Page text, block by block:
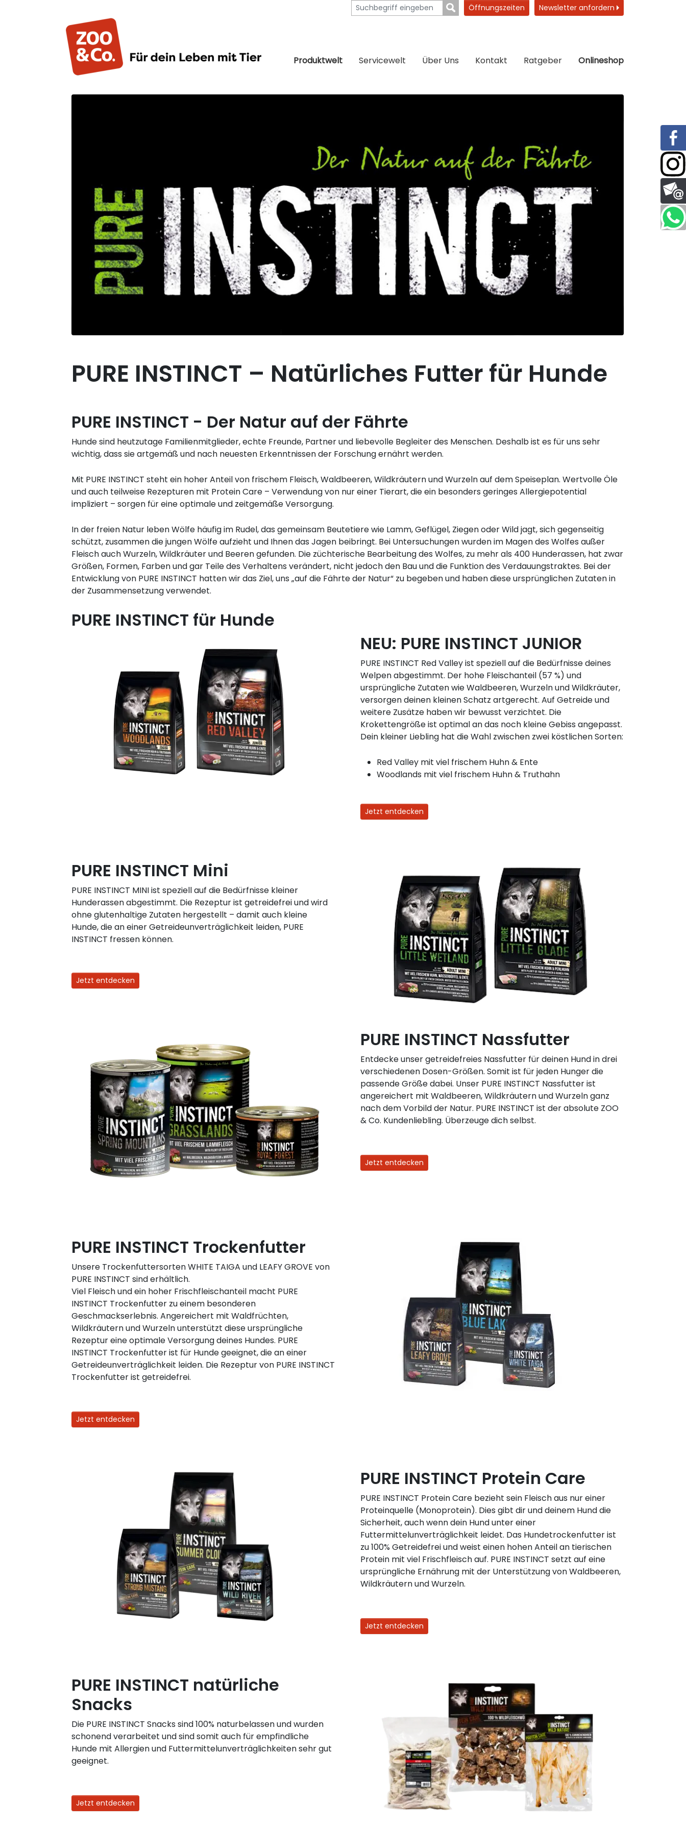
Öffnungszeiten Newsletter anfordern
Produktwelt Servicewelt Über Uns Kontakt Ratgeber Onlineshop
PURE INSTINCT – Natürliches Futter für Hunde
PURE INSTINCT - Der Natur auf der Fährte
Hunde sind heutzutage Familienmitglieder, echte Freunde, Partner und liebevolle Begleiter des Menschen. Deshalb ist es für uns sehr
wichtig, dass sie artgemäß und nach neuesten Erkenntnissen der Forschung ernährt werden.
Mit PURE INSTINCT steht ein hoher Anteil von frischem Fleisch, Waldbeeren, Wildkräutern und Wurzeln auf dem Speiseplan. Wertvolle Öle
und auch teilweise Rezepturen mit Protein Care – Verwendung von nur einer Tierart, die ein besonders geringes Allergiepotential
impliziert – sorgen für eine optimale und zeitgemäße Versorgung.
In der freien Natur leben Wölfe häufig im Rudel, das gemeinsam Beutetiere wie Lamm, Geflügel, Ziegen oder Wild jagt, sich gegenseitig
schützt, zusammen die jungen Wölfe aufzieht und Ihnen das Jagen beibringt. Bei Untersuchungen wurden im Magen des Wolfes außer
Fleisch auch Wurzeln, Wildkräuter und Beeren gefunden. Die züchterische Bearbeitung des Wolfes, zu mehr als 400 Hunderassen, hat zwar
Größen, Formen, Farben und gar Teile des Verhaltens verändert, nicht jedoch den Bau und die Funktion des Verdauungstraktes. Bei der
Entwicklung von PURE INSTINCT hatten wir das Ziel, uns „auf die Fährte der Natur“ zu begeben und haben diese ursprünglichen Zutaten in
der Zusammensetzung verwendet.
PURE INSTINCT für Hunde
NEU: PURE INSTINCT JUNIOR
PURE INSTINCT Red Valley ist speziell auf die Bedürfnisse deines
Welpen abgestimmt. Der hohe Fleischanteil (57 %) und
ursprüngliche Zutaten wie Waldbeeren, Wurzeln und Wildkräuter,
versorgen deinen kleinen Schatz artgerecht. Auf Getreide und
weitere Zusätze haben wir bewusst verzichtet. Die
Krokettengröße ist optimal an das noch kleine Gebiss angepasst.
Dein kleiner Liebling hat die Wahl zwischen zwei köstlichen Sorten:
Red Valley mit viel frischem Huhn & Ente
Woodlands mit viel frischem Huhn & Truthahn
Jetzt entdecken
PURE INSTINCT Mini
PURE INSTINCT MINI ist speziell auf die Bedürfnisse kleiner
Hunderassen abgestimmt. Die Rezeptur ist getreidefrei und wird
ohne glutenhaltige Zutaten hergestellt – damit auch kleine
Hunde, die an einer Getreideunverträglichkeit leiden, PURE
INSTINCT fressen können.
Jetzt entdecken
PURE INSTINCT Nassfutter
Entdecke unser getreidefreies Nassfutter für deinen Hund in drei
verschiedenen Dosen-Größen. Somit ist für jeden Hunger die
passende Größe dabei. Unser PURE INSTINCT Nassfutter ist
angereichert mit Waldbeeren, Wildkräutern und Wurzeln ganz
nach dem Vorbild der Natur. PURE INSTINCT ist der absolute ZOO
& Co. Kundenliebling. Überzeuge dich selbst.
Jetzt entdecken
PURE INSTINCT Trockenfutter
Unsere Trockenfuttersorten WHITE TAIGA und LEAFY GROVE von
PURE INSTINCT sind erhältlich.
Viel Fleisch und ein hoher Frischfleischanteil macht PURE
INSTINCT Trockenfutter zu einem besonderen
Geschmackserlebnis. Angereichert mit Waldfrüchten,
Wildkräutern und Wurzeln unterstützt diese ursprüngliche
Rezeptur eine optimale Versorgung deines Hundes. PURE
INSTINCT Trockenfutter ist für Hunde geeignet, die an einer
Getreideunverträglichkeit leiden. Die Rezeptur von PURE INSTINCT
Trockenfutter ist getreidefrei.
Jetzt entdecken
PURE INSTINCT Protein Care
PURE INSTINCT Protein Care bezieht sein Fleisch aus nur einer
Proteinquelle (Monoprotein). Dies gibt dir und deinem Hund die
Sicherheit, auch wenn dein Hund unter einer
Futtermittelunverträglichkeit leidet. Das Hundetrockenfutter ist
zu 100% Getreidefrei und weist einen hohen Anteil an tierischen
Protein mit viel Frischfleisch auf. PURE INSTINCT setzt auf eine
ursprüngliche Ernährung mit der Unterstützung von Waldbeeren,
Wildkräutern und Wurzeln.
Jetzt entdecken
PURE INSTINCT natürliche
Snacks
Die PURE INSTINCT Snacks sind 100% naturbelassen und wurden
schonend verarbeitet und sind somit auch für empfindliche
Hunde mit Allergien und Futtermittelunverträglichkeiten sehr gut
geeignet.
Jetzt entdecken